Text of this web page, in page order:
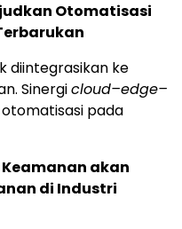
Otomatisasi
diintegrasikan ke
Sinergicloud–edge–
pada
Keamanan akan
di Industri